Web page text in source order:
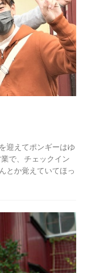
迎えてポンギーはゆ
で、チェックイン
とか覚えていてほっ